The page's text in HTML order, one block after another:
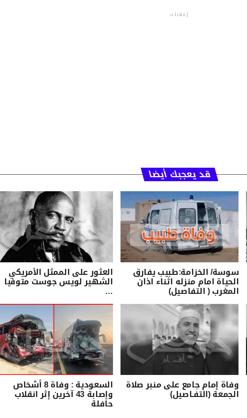
إعلانات
قد يعجبك أيضا
سوسة/ الخزامة:طبيب يفارق
الحياة امام منزله اثناء اذان
المغرب ( التفاصيل)
العثور على الممثل الأمريكي
الشهير لويس جوست متوفيا
…
وفاة إمام جامع على منبر صلاة
الجمعة (التفـاصيل)
السعودية : وفاة 8 أشخاص
وإصابة 43 آخرين إثر انقلاب
حافلة